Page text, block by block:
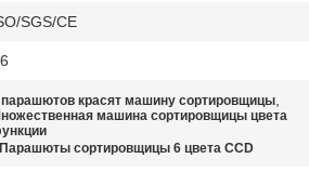
SGS/CE
парашютов красят машину сортировщицы,
машина сортировщицы цвета
Парашюты сортировщицы 6 цвета CCD